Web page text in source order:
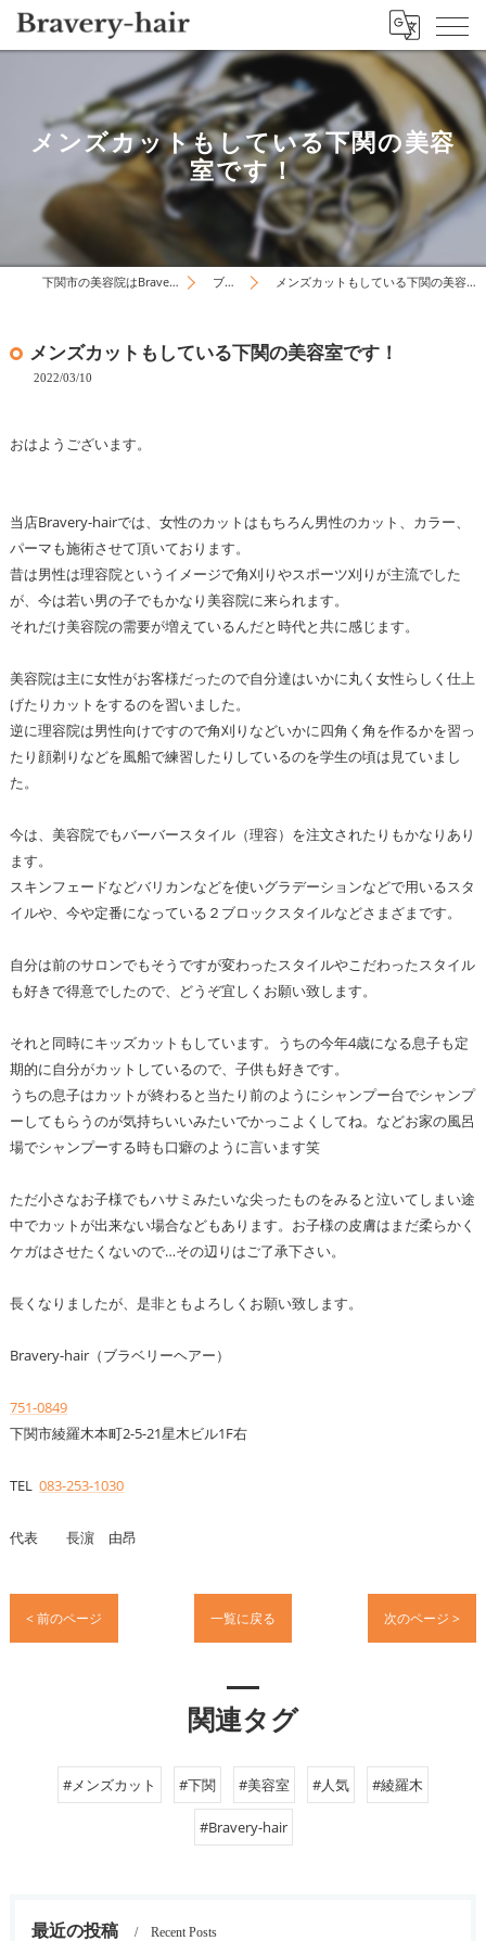
メンズカットもしている下関の美容
室です！
下関市の美容院はBravery-hair ブログ メンズカットもしている下関の美容室です！
メンズカットもしている下関の美容室です！
2022/03/10
おはようございます。
当店Bravery-hairでは、女性のカットはもちろん男性のカット、カラー、
パーマも施術させて頂いております。
昔は男性は理容院というイメージで角刈りやスポーツ刈りが主流でした
が、今は若い男の子でもかなり美容院に来られます。
それだけ美容院の需要が増えているんだと時代と共に感じます。
美容院は主に女性がお客様だったので自分達はいかに丸く女性らしく仕上
げたりカットをするのを習いました。
逆に理容院は男性向けですので角刈りなどいかに四角く角を作るかを習っ
たり顔剃りなどを風船で練習したりしているのを学生の頃は見ていまし
た。
今は、美容院でもバーバースタイル（理容）を注文されたりもかなりあり
ます。
スキンフェードなどバリカンなどを使いグラデーションなどで用いるスタ
イルや、今や定番になっている２ブロックスタイルなどさまざまです。
自分は前のサロンでもそうですが変わったスタイルやこだわったスタイル
も好きで得意でしたので、どうぞ宜しくお願い致します。
それと同時にキッズカットもしています。うちの今年4歳になる息子も定
期的に自分がカットしているので、子供も好きです。
うちの息子はカットが終わると当たり前のようにシャンプー台でシャンプ
ーしてもらうのが気持ちいいみたいでかっこよくしてね。などお家の風呂
場でシャンプーする時も口癖のように言います笑
ただ小さなお子様でもハサミみたいな尖ったものをみると泣いてしまい途
中でカットが出来ない場合などもあります。お子様の皮膚はまだ柔らかく
ケガはさせたくないので…その辺りはご了承下さい。
長くなりましたが、是非ともよろしくお願い致します。
Bravery-hair（ブラベリーヘアー）
751-0849
下関市綾羅木本町2-5-21星木ビル1F右
TEL 083-253-1030
代表 長濵 由昂
< 前のページ 一覧に戻る 次のページ >
関連タグ
#メンズカット #下関 #美容室 #人気 #綾羅木
#Bravery-hair
最近の投稿 Recent Posts